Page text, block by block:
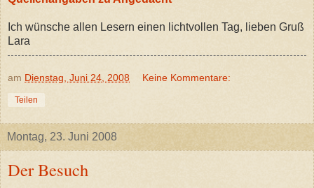
Ich wünsche allen Lesern einen lichtvollen Tag, lieben Gruß
Lara
am Dienstag, Juni 24, 2008 Keine Kommentare:
Teilen
Montag, 23. Juni 2008
Der Besuch